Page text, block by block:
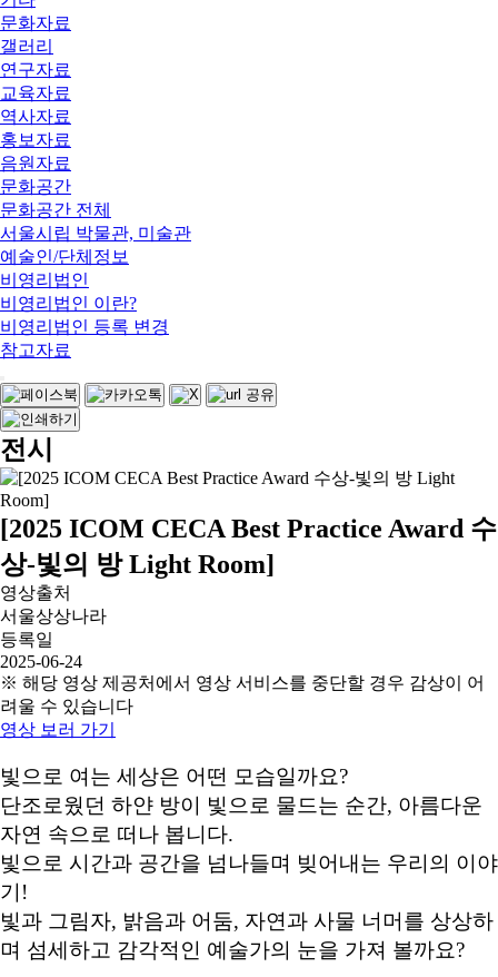
문화자료
갤러리
연구자료
교육자료
역사자료
홍보자료
음원자료
문화공간
문화공간 전체
서울시립 박물관, 미술관
예술인/단체정보
비영리법인
비영리법인 이란?
비영리법인 등록 변경
참고자료
전시
[2025 ICOM CECA Best Practice Award 수
상-빛의 방 Light Room]
영상출처
서울상상나라
등록일
2025-06-24
※ 해당 영상 제공처에서 영상 서비스를 중단할 경우 감상이 어
려울 수 있습니다
영상 보러 가기
빛으로 여는 세상은 어떤 모습일까요?
단조로웠던 하얀 방이 빛으로 물드는 순간, 아름다운
자연 속으로 떠나 봅니다.
빛으로 시간과 공간을 넘나들며 빚어내는 우리의 이야
기!
빛과 그림자, 밝음과 어둠, 자연과 사물 너머를 상상하
며 섬세하고 감각적인 예술가의 눈을 가져 볼까요?